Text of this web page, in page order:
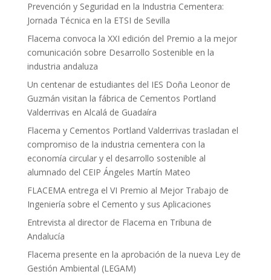
Prevención y Seguridad en la Industria Cementera:
Jornada Técnica en la ETSI de Sevilla
Flacema convoca la XXI edición del Premio a la mejor
comunicación sobre Desarrollo Sostenible en la
industria andaluza
Un centenar de estudiantes del IES Doña Leonor de
Guzmán visitan la fábrica de Cementos Portland
Valderrivas en Alcalá de Guadaíra
Flacema y Cementos Portland Valderrivas trasladan el
compromiso de la industria cementera con la
economía circular y el desarrollo sostenible al
alumnado del CEIP Ángeles Martín Mateo
FLACEMA entrega el VI Premio al Mejor Trabajo de
Ingeniería sobre el Cemento y sus Aplicaciones
Entrevista al director de Flacema en Tribuna de
Andalucía
Flacema presente en la aprobación de la nueva Ley de
Gestión Ambiental (LEGAM)